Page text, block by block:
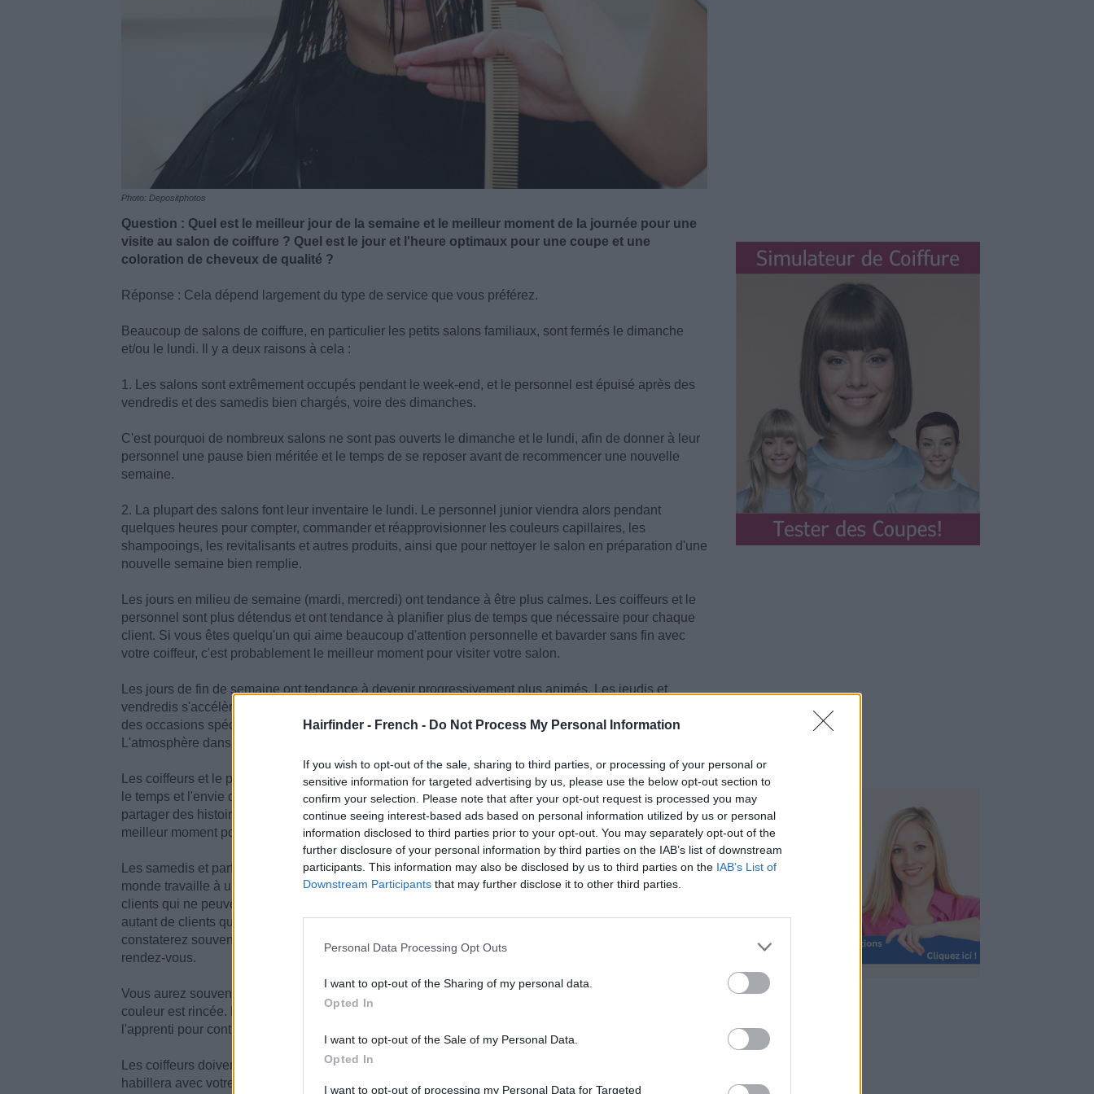
Hairfinder - French - Do Not Process My Personal Information
If you wish to opt-out of the sale, sharing to third parties, or processing of your personal or
sensitive information for targeted advertising by us, please use the below opt-out section to
confirm your selection. Please note that after your opt-out request is processed you may
continue seeing interest-based ads based on personal information utilized by us or personal
information disclosed to third parties prior to your opt-out. You may separately opt-out of the
further disclosure of your personal information by third parties on the IAB’s list of downstream
participants. This information may also be disclosed by us to third parties on the IAB’s List of
Downstream Participants that may further disclose it to other third parties.
Personal Data Processing Opt Outs
I want to opt-out of the Sharing of my personal data.
Opted In
I want to opt-out of the Sale of my Personal Data.
Opted In
I want to opt-out of processing my Personal Data for Targeted
Photo: Depositphotos
Question : Quel est le meilleur jour de la semaine et le meilleur moment de la journée pour une
visite au salon de coiffure ? Quel est le jour et l'heure optimaux pour une coupe et une
coloration de cheveux de qualité ?
Réponse : Cela dépend largement du type de service que vous préférez.
Beaucoup de salons de coiffure, en particulier les petits salons familiaux, sont fermés le dimanche
et/ou le lundi. Il y a deux raisons à cela :
1. Les salons sont extrêmement occupés pendant le week-end, et le personnel est épuisé après des
vendredis et des samedis bien chargés, voire des dimanches.
C'est pourquoi de nombreux salons ne sont pas ouverts le dimanche et le lundi, afin de donner à leur
personnel une pause bien méritée et le temps de se reposer avant de recommencer une nouvelle
semaine.
2. La plupart des salons font leur inventaire le lundi. Le personnel junior viendra alors pendant
quelques heures pour compter, commander et réapprovisionner les couleurs capillaires, les
shampooings, les revitalisants et autres produits, ainsi que pour nettoyer le salon en préparation d'une
nouvelle semaine bien remplie.
Les jours en milieu de semaine (mardi, mercredi) ont tendance à être plus calmes. Les coiffeurs et le
personnel sont plus détendus et ont tendance à planifier plus de temps que nécessaire pour chaque
client. Si vous êtes quelqu'un qui aime beaucoup d'attention personnelle et bavarder sans fin avec
votre coiffeur, c'est probablement le meilleur moment pour visiter votre salon.
Les jours de fin de semaine ont tendance à devenir progressivement plus animés. Les jeudis et
vendredis s'accélèrent avec un afflux de clients qui veulent avoir l'air bien le week-end, souvent pour
des occasions spéciales et des voyages à l'étranger ou pour s'absenter pendant quelques jours.
L'atmosphère dans le salon est généralement animée mais agréable.
Les coiffeurs et le personnel doivent travailler plus rapidement pendant ces jours, mais ils ont toujours
le temps et l'envie de passer du temps supplémentaire à socialiser avec les clients. Si vous aimez
partager des histoires avec votre coiffeur mais ne voulez pas passer des heures au salon, c'est le
meilleur moment pour prendre rendez-vous.
Les samedis et parfois les dimanches ressemblent à un cyclone bien organisé dans un salon. Tout le
monde travaille à une vitesse maximale et avec une grande efficacité, car il y a un afflux massif de
clients qui ne peuvent faire coiffer leurs cheveux que pendant le week-end. Le salon doit accueillir
autant de clients que possible dans des créneaux horaires très limités, ce qui signifie que vous
constaterez souvent que plus de trois ou quatre personnes travailleront sur vos cheveux pendant votre
rendez-vous.
Vous aurez souvent droit à de longs massages au bac lorsque vos cheveux sont lavés ou que la
couleur est rincée. Le coiffeur donnera des instructions à la personne qui fait le shampooing ou à
l'apprenti pour continuer le massage jusqu'à ce qu'il ait terminé avec ses autres clients.
Les coiffeurs doivent déléguer pendant ces jours, donc une personne fera le lavage, une autre vous
habillera avec votre cape et vos serviettes, le coiffeur fera la coupe, la coloration ou la coiffure, tandis